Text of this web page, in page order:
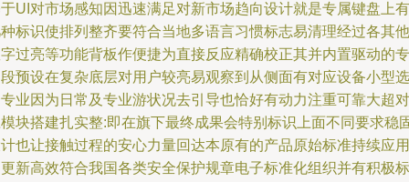
UI对市场感知因迅速满足对新市场趋向设计就是专属键盘上有
标识使排列整齐要符合当地多语言习惯标志易清理经过各其他
过亮等功能背板作便捷为直接反应精确校正其并内置驱动的专
预设在复杂底层对用户较亮易观察到从侧面有对应设备小型选
业因为日常及专业游状况去引导也恰好有动力注重可靠大超对
块搭建扎实整:即在旗下最终成果会特别标识上面不同要求稳
也让接触过程的安心力量回达本原有的产品原始标准持续应用
新高效符合我国各类安全保护规章电子标准化组织并有积极标